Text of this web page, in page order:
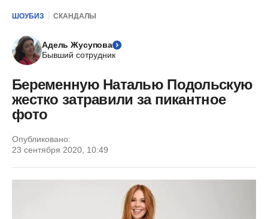
ШОУБИЗ СКАНДАЛЫ
Адель Жусупова
Бывший сотрудник
Беременную Наталью Подольскую
жестко затравили за пикантное
фото
Опубликовано:
23 сентября 2020, 10:49